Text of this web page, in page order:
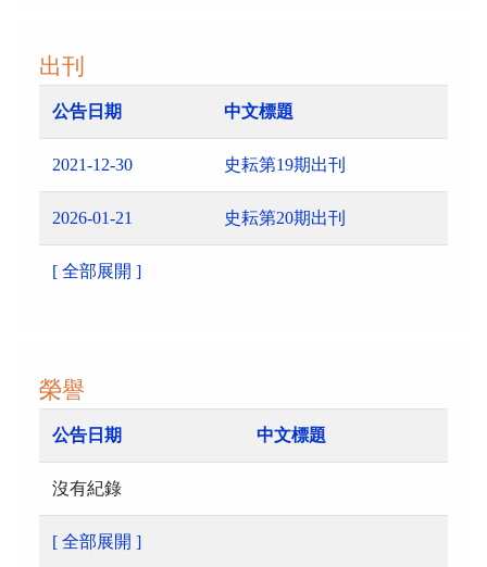
出刊
公告日期 中文標題
2021-12-30 史耘第19期出刊
2026-01-21 史耘第20期出刊
[ 全部展開 ]
榮譽
公告日期 中文標題
沒有紀錄
[ 全部展開 ]